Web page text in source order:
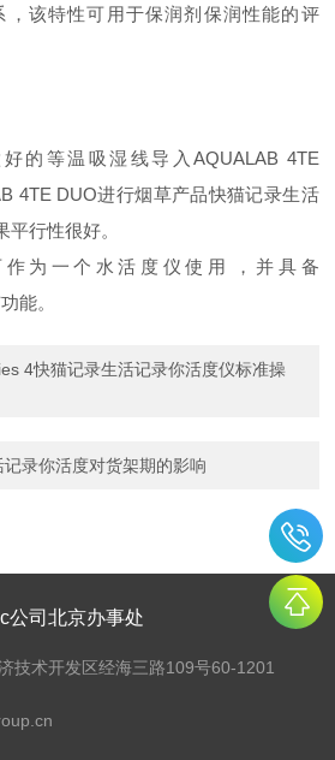
，该特性可用于保润剂保润性能的评
的等温吸湿线导入AQUALAB 4TE
4TE DUO进行烟草产品快猫记录生活
行性很好。
为一个水活度仪使用，并具备
。
4快猫记录生活记录你活度仪标准操
录你活度对货架期的影响
公司北京办事处
济技术开发区经海三路109号60-1201